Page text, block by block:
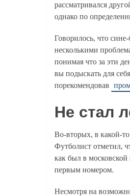
рассматривался
однако по
Говорилось, что
несколькими
понимая что за эти
вы подыскать для
порекомендовав
Не стал
Во-вторых, в какой-
Футболист отметил,
как был в
первым номером.
Несмотря на